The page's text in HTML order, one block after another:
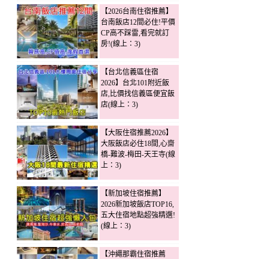
【2026台南住宿推薦】
台南飯店12間必住!平價
CP高不踩雷,看完就訂
房!(線上：3)
【台北信義區住宿
2026】台北101附近飯
店,比價找信義區便宜飯
店(線上：3)
【大阪住宿推薦2026】
大阪飯店必住18間,心齋
橋-難波-梅田-天王寺(線
上：3)
【新加坡住宿推薦】
2026新加坡飯店TOP16,
五大住宿地點超強精選!
(線上：3)
【沖繩那霸住宿推薦